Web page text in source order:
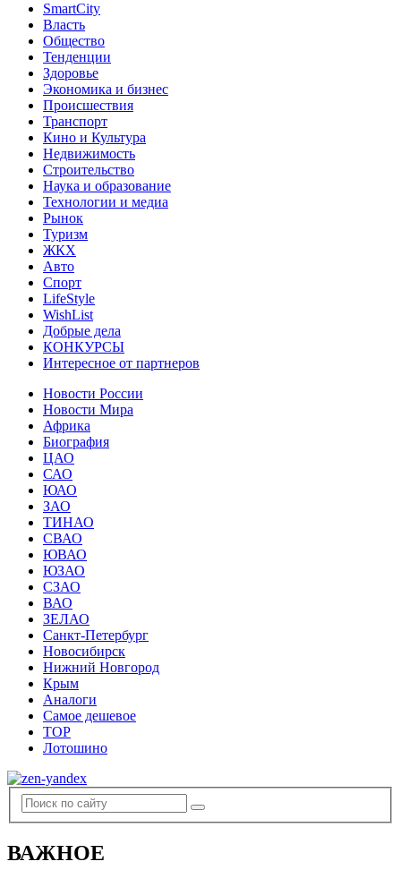
SmartCity
Власть
Общество
Тенденции
Здоровье
Экономика и бизнес
Происшествия
Транспорт
Кино и Культура
Недвижимость
Строительство
Наука и образование
Технологии и медиа
Рынок
Туризм
ЖКХ
Авто
Спорт
LifeStyle
WishList
Добрые дела
КОНКУРСЫ
Интересное от партнеров
Новости России
Новости Мира
Африка
Биография
ЦАО
САО
ЮАО
ЗАО
ТИНАО
СВАО
ЮВАО
ЮЗАО
СЗАО
ВАО
ЗЕЛАО
Санкт-Петербург
Новосибирск
Нижний Новгород
Крым
Аналоги
Самое дешевое
TOP
Лотошино
ВАЖНОЕ